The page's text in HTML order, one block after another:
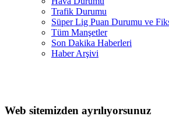
Trafik Durumu
Süper Lig Puan Durumu ve
Tüm Manşetler
Son Dakika Haberleri
Haber Arşivi
Web sitemizden ayrılıyorsunuz